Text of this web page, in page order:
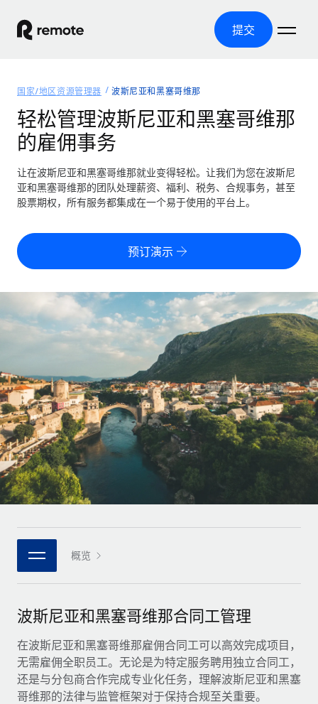
提交
产品
全球招聘
全球薪资管理
轻松运行合规薪资
零实体成本实现全球扩张
第三方合同工托管服务
合同工管理
全球合同工入职与管理
基础设施
Remote Embedded
将人力资源无缝融入工作流程
平台
团队的内置核心人力资源功能
连接 新的
使用我们的 MCP 将任何人工智能工具与 Remote 平台相连
服务
咨询专家
获得全球人力资源与合规方面的专家帮助
解决方案
覆盖全球
国家/地区资源管理器
Remote 无惧对比
了解我们的竞争优势
初创企业
为成长型企业量身打造的全球敏捷型人力资源与薪资解决方案
中型市场
通过定制化人力资源解决方案扩展团队
企业
面向大型企业的全球化人力资源服务
与我们携手合作
战略技术合作伙伴
成为合作伙伴
与我们共探合作机遇
Remote Build 即将推出
集成与人工智能自动化咨询
资源
误分类风险计算工具
按国家/地区检查员工误分类风险
计算任何国家的员工总成本
合同工薪酬结算计算器
探索全球合同工的结算货币选项与结算速度
通过 REMOTE 学习
研究与指引
案例研究
人力资源术语表
核对表和模板
职位描述库
网络研讨会
新闻室
薪金与人才洞察
洞察中心
定价
中文（简体）
English
Nederlands
Français
Deutsch
Español
Italiano
日本語
한국어
中文（简体）
登录
国家/地区资源管理器 波斯尼亚和黑塞哥维那
轻松管理波斯尼亚和黑塞哥维那
的雇佣事务
让在波斯尼亚和黑塞哥维那就业变得轻松。让我们为您在波斯尼
亚和黑塞哥维那的团队处理薪资、福利、税务、合规事务，甚至
股票期权，所有服务都集成在一个易于使用的平台上。
预订演示
概览
波斯尼亚和黑塞哥维那合同工管理
在波斯尼亚和黑塞哥维那雇佣合同工可以高效完成项目，
无需雇佣全职员工。无论是为特定服务聘用独立合同工，
还是与分包商合作完成专业化任务，理解波斯尼亚和黑塞
哥维那的法律与监管框架对于保持合规至关重要。